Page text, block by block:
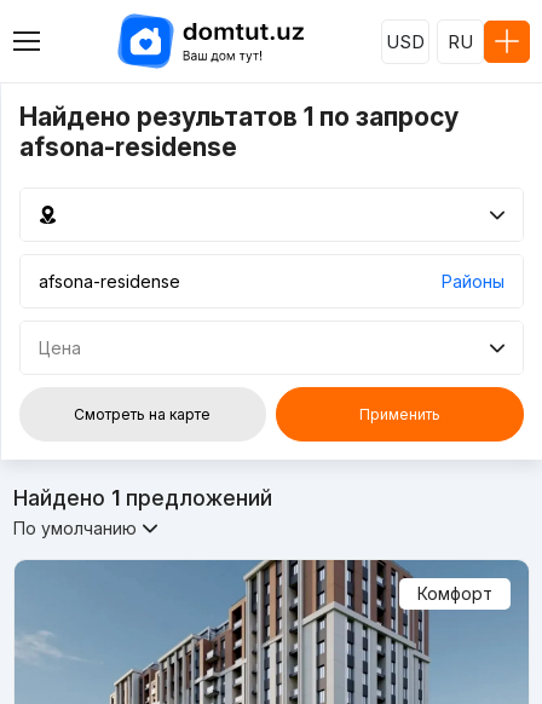
USD RU
Найдено результатов 1 по запросу
afsona-residense
Районы
Цена
Смотреть на карте Применить
Найдено 1предложений
По умолчанию
Комфорт